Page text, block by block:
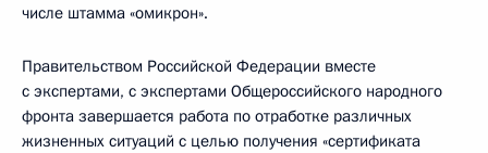
числе штамма «омикрон».
Правительством Российской Федерации вместе
с экспертами, с экспертами Общероссийского народного
фронта завершается работа по отработке различных
жизненных ситуаций с целью получения «сертификата